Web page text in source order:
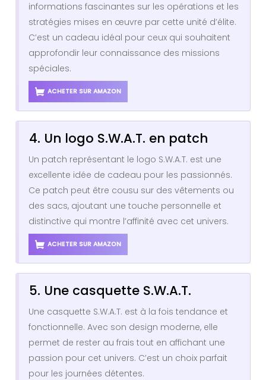
informations fascinantes sur les opérations et les
stratégies mises en œuvre par cette unité d’élite.
C’est un cadeau idéal pour ceux qui souhaitent
approfondir leur connaissance des missions
spéciales.
ACHETER SUR AMAZON
4. Un logo S.W.A.T. en patch
Un patch représentant le logo S.W.A.T. est une
excellente idée de cadeau pour les passionnés.
Ce patch peut être cousu sur des vêtements ou
des sacs, ajoutant une touche personnelle et
distinctive qui montre l’affinité avec cet univers.
ACHETER SUR AMAZON
5. Une casquette S.W.A.T.
Une casquette S.W.A.T. est à la fois tendance et
fonctionnelle. Avec son design moderne, elle
permet de rester au frais tout en affichant une
passion pour cet univers. C’est un choix parfait
pour les journées détentes.